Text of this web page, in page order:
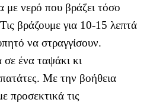
με νερό που βράζει τόσο
βράζουμε για 10-15 λεπτά
να στραγγίσουν.
ένα ταψάκι κι
Με την βοήθεια
προσεκτικά τις